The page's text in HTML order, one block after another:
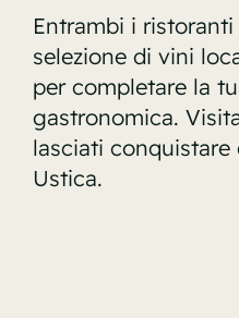
Entrambi i
selezione di vini
per completare la
gastronomica.
lasciati
Ustica.